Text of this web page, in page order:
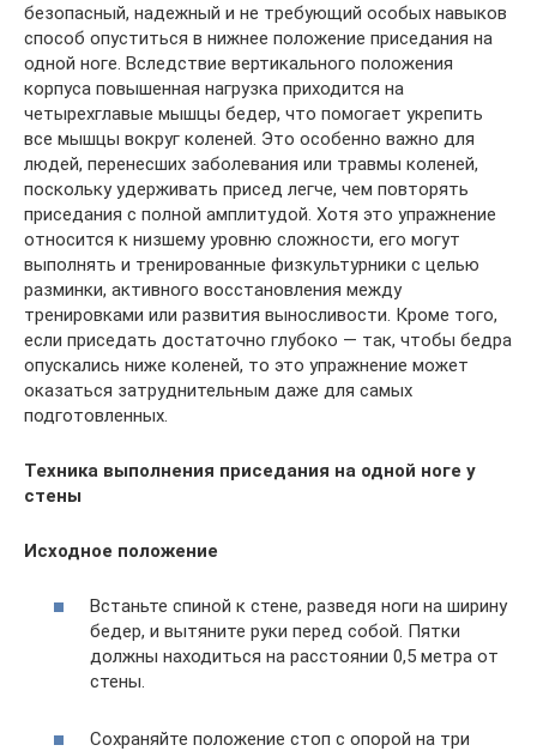
безопасный, надежный и не требующий особых навыков
способ опуститься в нижнее положение приседания на
одной ноге. Вследствие вертикального положения
корпуса повышенная нагрузка приходится на
четырехглавые мышцы бедер, что помогает укрепить
все мышцы вокруг коленей. Это особенно важно для
людей, перенесших заболевания или травмы коленей,
поскольку удерживать присед легче, чем повторять
приседания с полной амплитудой. Хотя это упражнение
относится к низшему уровню сложности, его могут
выполнять и тренированные физкультурники с целью
разминки, активного восстановления между
тренировками или развития выносливости. Кроме того,
если приседать достаточно глубоко — так, чтобы бедра
опускались ниже коленей, то это упражнение может
оказаться затруднительным даже для самых
подготовленных.
Техника выполнения приседания на одной ноге у
стены
Исходное положение
Встаньте спиной к стене, разведя ноги на ширину
бедер, и вытяните руки перед собой. Пятки
должны находиться на расстоянии 0,5 метра от
стены.
Сохраняйте положение стоп с опорой на три